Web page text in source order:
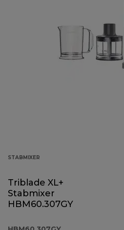
STABMIXER
Triblade XL+
Stabmixer
HBM60.307GY